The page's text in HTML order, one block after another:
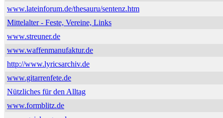
www.lateinforum.de/thesauru/sentenz.htm
Mittelalter - Feste, Vereine, Links
www.streuner.de
www.waffenmanufaktur.de
http://www.lyricsarchiv.de
www.gitarrenfete.de
Nützliches für den Alltag
www.formblitz.de